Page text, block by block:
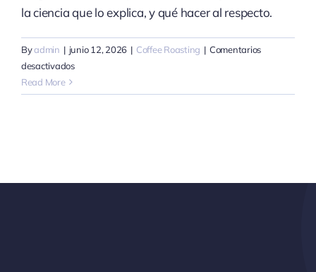
la ciencia que lo explica, y qué hacer al respecto.
Byadmin | junio 12, 2026 | Coffee Roasting | Comentarios
desactivadosen
qué
Read More